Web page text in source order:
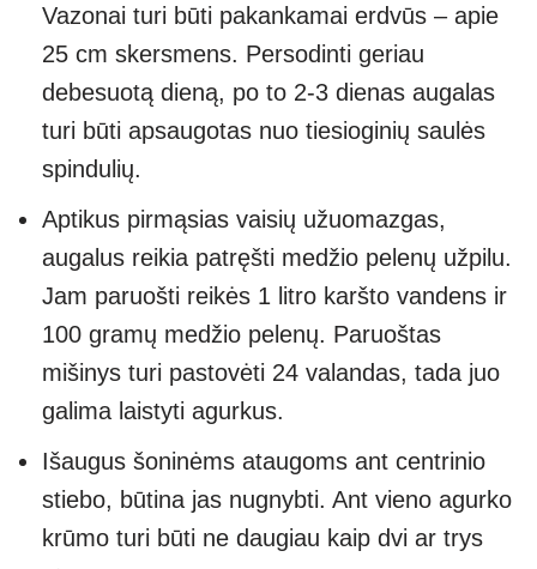
Vazonai turi būti pakankamai erdvūs – apie
25 cm skersmens. Persodinti geriau
debesuotą dieną, po to 2-3 dienas augalas
turi būti apsaugotas nuo tiesioginių saulės
spindulių.
Aptikus pirmąsias vaisių užuomazgas,
augalus reikia patręšti medžio pelenų užpilu.
Jam paruošti reikės 1 litro karšto vandens ir
100 gramų medžio pelenų. Paruoštas
mišinys turi pastovėti 24 valandas, tada juo
galima laistyti agurkus.
Išaugus šoninėms ataugoms ant centrinio
stiebo, būtina jas nugnybti. Ant vieno agurko
krūmo turi būti ne daugiau kaip dvi ar trys